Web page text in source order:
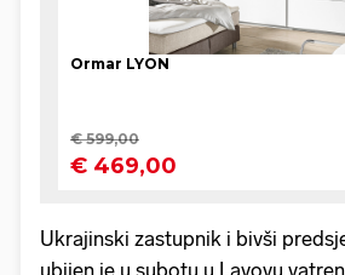
Ukrajinski zastupnik i bivši